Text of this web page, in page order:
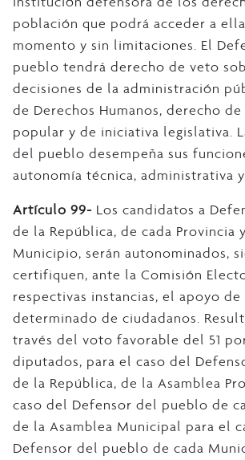
población que podrá acceder a
momento y sin limitaciones. El
pueblo tendrá derecho de veto
decisiones de la administración
de Derechos Humanos, derecho
popular y de iniciativa legislativa.
del pueblo desempeña sus
autonomía técnica, administrativa
Artículo 99- Los candidatos a
de la República, de cada Provincia
Municipio, serán autonominados,
certifiquen, ante la Comisión
respectivas instancias, el apoyo
determinado de ciudadanos.
través del voto favorable del 51
diputados, para el caso del
de la República, de la Asamblea
caso del Defensor del pueblo de
de la Asamblea Municipal para el
Defensor del pueblo de cada